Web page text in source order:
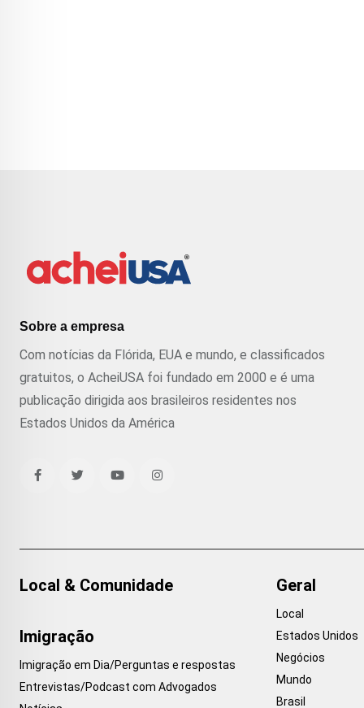
Sobre a empresa
Com notícias da Flórida, EUA e mundo, e classificados
gratuitos, o AcheiUSA foi fundado em 2000 e é uma
publicação dirigida aos brasileiros residentes nos
Estados Unidos da América
Local & Comunidade
Imigração
Imigração em Dia/Perguntas e respostas
Entrevistas/Podcast com Advogados
Geral
Local
Estados Unidos
Negócios
Mundo
Brasil